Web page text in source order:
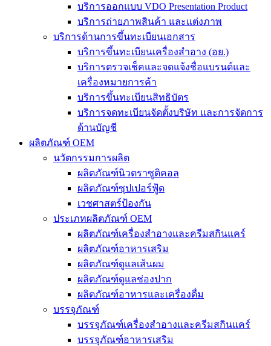
บริการออกแบบ VDO Presentation Product
บริการถ่ายภาพสินค้า และแต่งภาพ
บริการด้านการขึ้นทะเบียนเอกสาร
บริการขึ้นทะเบียนเครื่องสำอาง (อย.)
บริการตรวจเช็คและจดแจ้งชื่อแบรนด์และ
เครื่องหมายการค้า
บริการขึ้นทะเบียนสิทธิบัตร
บริการจดทะเบียนจัดตั้งบริษัท และการจัดการ
ด้านบัญชี
ผลิตภัณฑ์ OEM
นวัตกรรมการผลิต
ผลิตภัณฑ์นิวตราซูติคอล
ผลิตภัณฑ์ซุปเปอร์ฟู้ด
เวชศาสตร์ป้องกัน
ประเภทผลิตภัณฑ์ OEM
ผลิตภัณฑ์เครื่องสำอางและครีมสกินแคร์
ผลิตภัณฑ์อาหารเสริม
ผลิตภัณฑ์ดูแลเส้นผม
ผลิตภัณฑ์ดูแลช่องปาก
ผลิตภัณฑ์อาหารและเครื่องดื่ม
บรรจุภัณฑ์
บรรจุภัณฑ์เครื่องสำอางและครีมสกินแคร์
บรรจุภัณฑ์อาหารเสริม